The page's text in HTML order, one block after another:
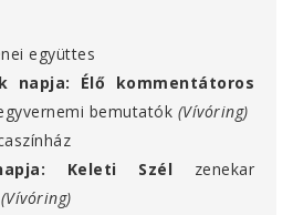
együttes
napja: Élő kommentátoros
bemutatók (Vívóring)
Keleti Szél
zenekar
(Vívóring)